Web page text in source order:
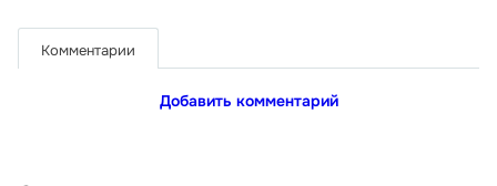
Комментарии
Добавить комментарий